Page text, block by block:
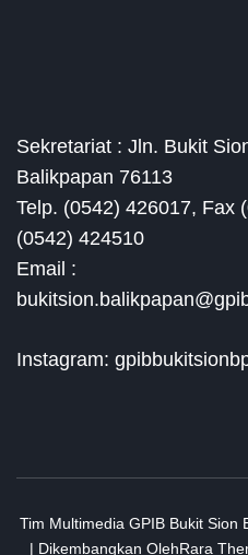
Sekretariat : Jln. Bukit
Balikpapan 76113
Telp. (0542) 426017, Fax
(0542) 424510
Email :
Instagram:
Tim Multimedia GPIB Bukit Sion
| Dikembangkan OlehRara